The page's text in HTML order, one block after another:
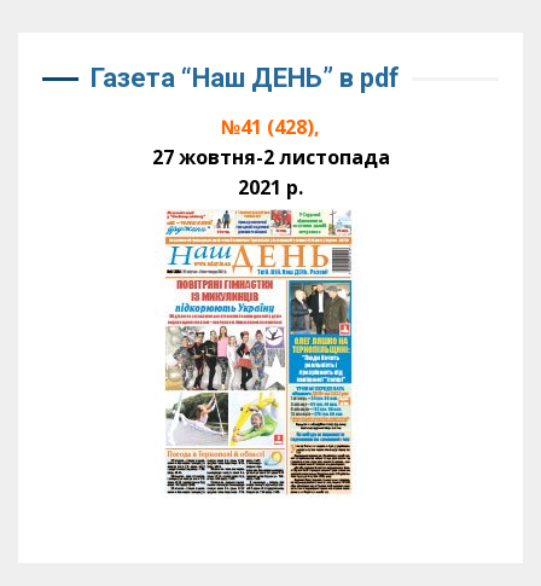
Газета “Наш ДЕНЬ” в pdf
№41 (428),
27 жовтня-2 листопада
2021 р.